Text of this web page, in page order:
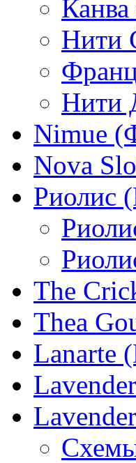
Нити
Nimue
Nova
Риолис
The
Thea
Lanarte